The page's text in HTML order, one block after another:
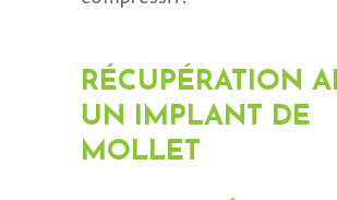
RÉCUPÉRATION
UN IMPLANT DE
MOLLET